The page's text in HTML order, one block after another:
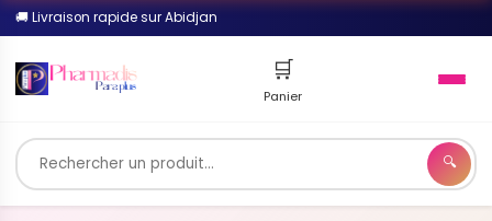
🚚 Livraison rapide sur Abidjan
🛒
Panier
🔍